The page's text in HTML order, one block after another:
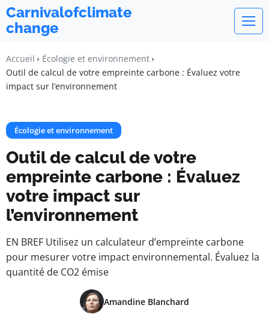
Carnivalofclimate
change
Accueil
Écologie et environnement
Outil de calcul de votre empreinte carbone : Évaluez votre
impact sur l’environnement
Écologie et environnement
Outil de calcul de votre
empreinte carbone : Évaluez
votre impact sur
l’environnement
EN BREF Utilisez un calculateur d’empreinte carbone
pour mesurer votre impact environnemental. Évaluez la
quantité de CO2 émise
Amandine Blanchard